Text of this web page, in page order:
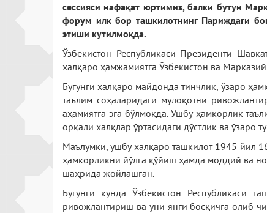
сессияси нафақат юртимиз, балки бутун
форум илк бор ташкилотнинг Париждаги
этиши кутилмоқда.
Ўзбекистон Республикаси Президенти
халқаро ҳамжамиятга Ўзбекистон ва
Бугунги халқаро майдонда тинчлик, ўзаро
таълим соҳаларидаги мулоқотни
аҳамиятга эга бўлмоқда. Ушбу ҳамкорлик
орқали халқлар ўртасидаги дўстлик ва
Маълумки, ушбу халқаро ташкилот 1945 йил
ҳамкорликни йўлга қўйиш ҳамда моддий ва
шаҳрида жойлашган.
Бугунги кунда Ўзбекистон Республикаси
ривожлантириш ва уни янги босқичга олиб